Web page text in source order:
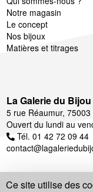
Notre magasin
Le concept
Nos bijoux
Matières et titrages
La Galerie du Bijou
5 rue Réaumur, 75003
Ouvert du lundi au
Tél. 01 42 72 09 44
Ce site utilise des